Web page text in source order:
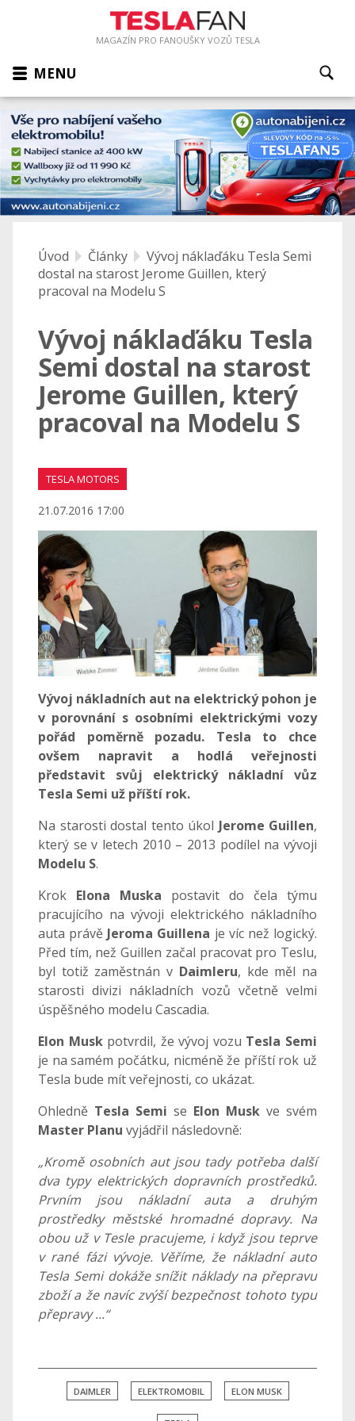
MAGAZÍN PRO FANOUŠKY VOZŮ TESLA
MENU
Úvod Články
Vývoj náklaďáku Tesla Semi
dostal na starost Jerome Guillen, který
pracoval na Modelu S
Vývoj náklaďáku Tesla
Semi dostal na starost
Jerome Guillen, který
pracoval na Modelu S
TESLA MOTORS
21.07.2016 17:00
Vývoj nákladních aut na elektrický pohon je
v porovnání s osobními elektrickými vozy
pořád poměrně pozadu. Tesla to chce
ovšem napravit a hodlá veřejnosti
představit svůj elektrický nákladní vůz
Tesla Semi už příští rok.
Na starosti dostal tento úkol Jerome Guillen,
který se v letech 2010 – 2013 podílel na vývoji
Modelu S.
Krok Elona Muska postavit do čela týmu
pracujícího na vývoji elektrického nákladního
auta právě Jeroma Guillena je víc než logický.
Před tím, než Guillen začal pracovat pro Teslu,
byl totiž zaměstnán v Daimleru, kde měl na
starosti divizi nákladních vozů včetně velmi
úspěšného modelu Cascadia.
Elon Muskpotvrdil, že vývoj vozu Tesla Semi
je na samém počátku, nicméně že příští rok už
Tesla bude mít veřejnosti, co ukázat.
Ohledně Tesla Semi se Elon Musk ve svém
Master Planu vyjádřil následovně:
„Kromě osobních aut jsou tady potřeba další
dva typy elektrických dopravních prostředků.
Prvním jsou nákladní auta a druhým
prostředky městské hromadné dopravy. Na
obou už v Tesle pracujeme, i když jsou teprve
v rané fázi vývoje. Věříme, že nákladní auto
Tesla Semi dokáže snížit náklady na přepravu
zboží a že navíc zvýší bezpečnost tohoto typu
přepravy ...“
DAIMLER ELEKTROMOBIL ELON MUSK